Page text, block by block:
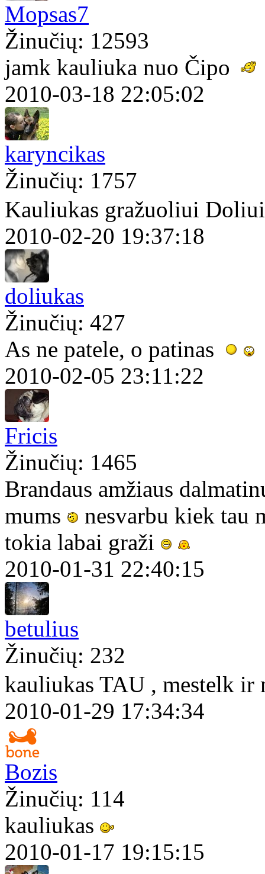
Mopsas7
Žinučių: 12593
jamk kauliuka nuo Čipo
2010-03-18 22:05:02
karyncikas
Žinučių: 1757
Kauliukas gražuoliui
2010-02-20 19:37:18
doliukas
Žinučių: 427
As ne patele, o patinas
2010-02-05 23:11:22
Fricis
Žinučių: 1465
Brandaus amžiaus
mums
nesvarbu kiek tau
tokia labai graži
2010-01-31 22:40:15
betulius
Žinučių: 232
kauliukas TAU , mestelk ir
2010-01-29 17:34:34
Bozis
Žinučių: 114
kauliukas
2010-01-17 19:15:15